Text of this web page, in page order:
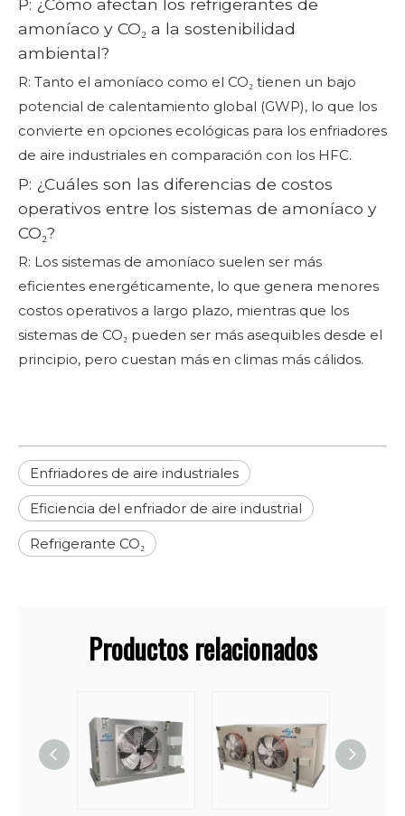
P: ¿Cómo afectan los refrigerantes de
amoníaco y CO₂ a la sostenibilidad
ambiental?
R: Tanto el amoníaco como el CO₂ tienen un bajo
potencial de calentamiento global (GWP), lo que los
convierte en opciones ecológicas para los enfriadores
de aire industriales en comparación con los HFC.
P: ¿Cuáles son las diferencias de costos
operativos entre los sistemas de amoníaco y
CO₂?
R: Los sistemas de amoníaco suelen ser más
eficientes energéticamente, lo que genera menores
costos operativos a largo plazo, mientras que los
sistemas de CO₂ pueden ser más asequibles desde el
principio, pero cuestan más en climas más cálidos.
Enfriadores de aire industriales
Eficiencia del enfriador de aire industrial
Refrigerante CO₂
Productos relacionados